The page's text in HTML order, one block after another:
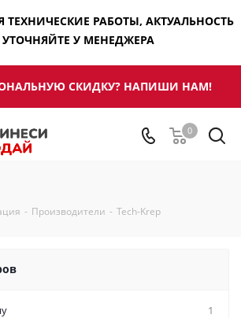
ТЕХНИЧЕСКИЕ РАБОТЫ, АКТУАЛЬНОСТЬ
У МЕНЕДЖЕРА
СКИДКУ? НАПИШИ НАМ!
0
- Производители - Tech-Krep
1